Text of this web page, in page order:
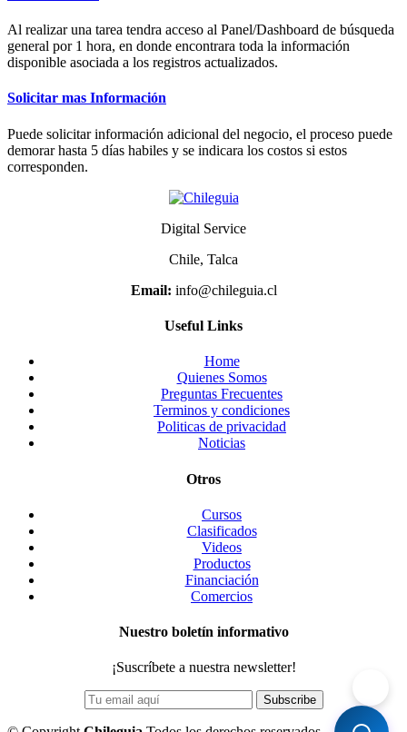
Al realizar una tarea tendra acceso al Panel/Dashboard de búsqueda
general por 1 hora, en donde encontrara toda la información
disponible asociada a los registros actualizados.
Solicitar mas Información
Puede solicitar información adicional del negocio, el proceso puede
demorar hasta 5 días habiles y se indicara los costos si estos
corresponden.
Digital Service
Chile, Talca
Email: info@chileguia.cl
Useful Links
Home
Quienes Somos
Preguntas Frecuentes
Terminos y condiciones
Politicas de privacidad
Noticias
Otros
Cursos
Clasificados
Videos
Productos
Financiación
Comercios
Nuestro boletín informativo
¡Suscríbete a nuestra newsletter!